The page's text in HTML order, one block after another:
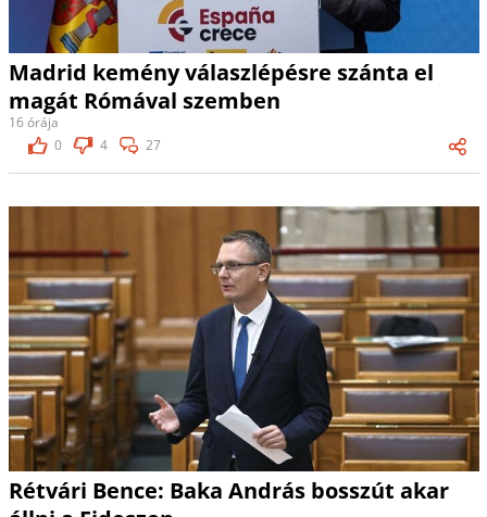
Madrid kemény válaszlépésre szánta el
magát Rómával szemben
16 órája
0
4 27
Rétvári Bence: Baka András bosszút akar